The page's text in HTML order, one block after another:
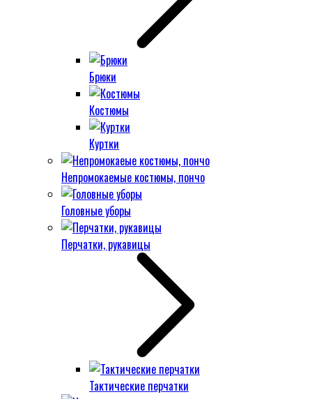
Брюки
Костюмы
Куртки
Непромокаемые костюмы, пончо
Головные уборы
Перчатки, рукавицы
Тактические перчатки